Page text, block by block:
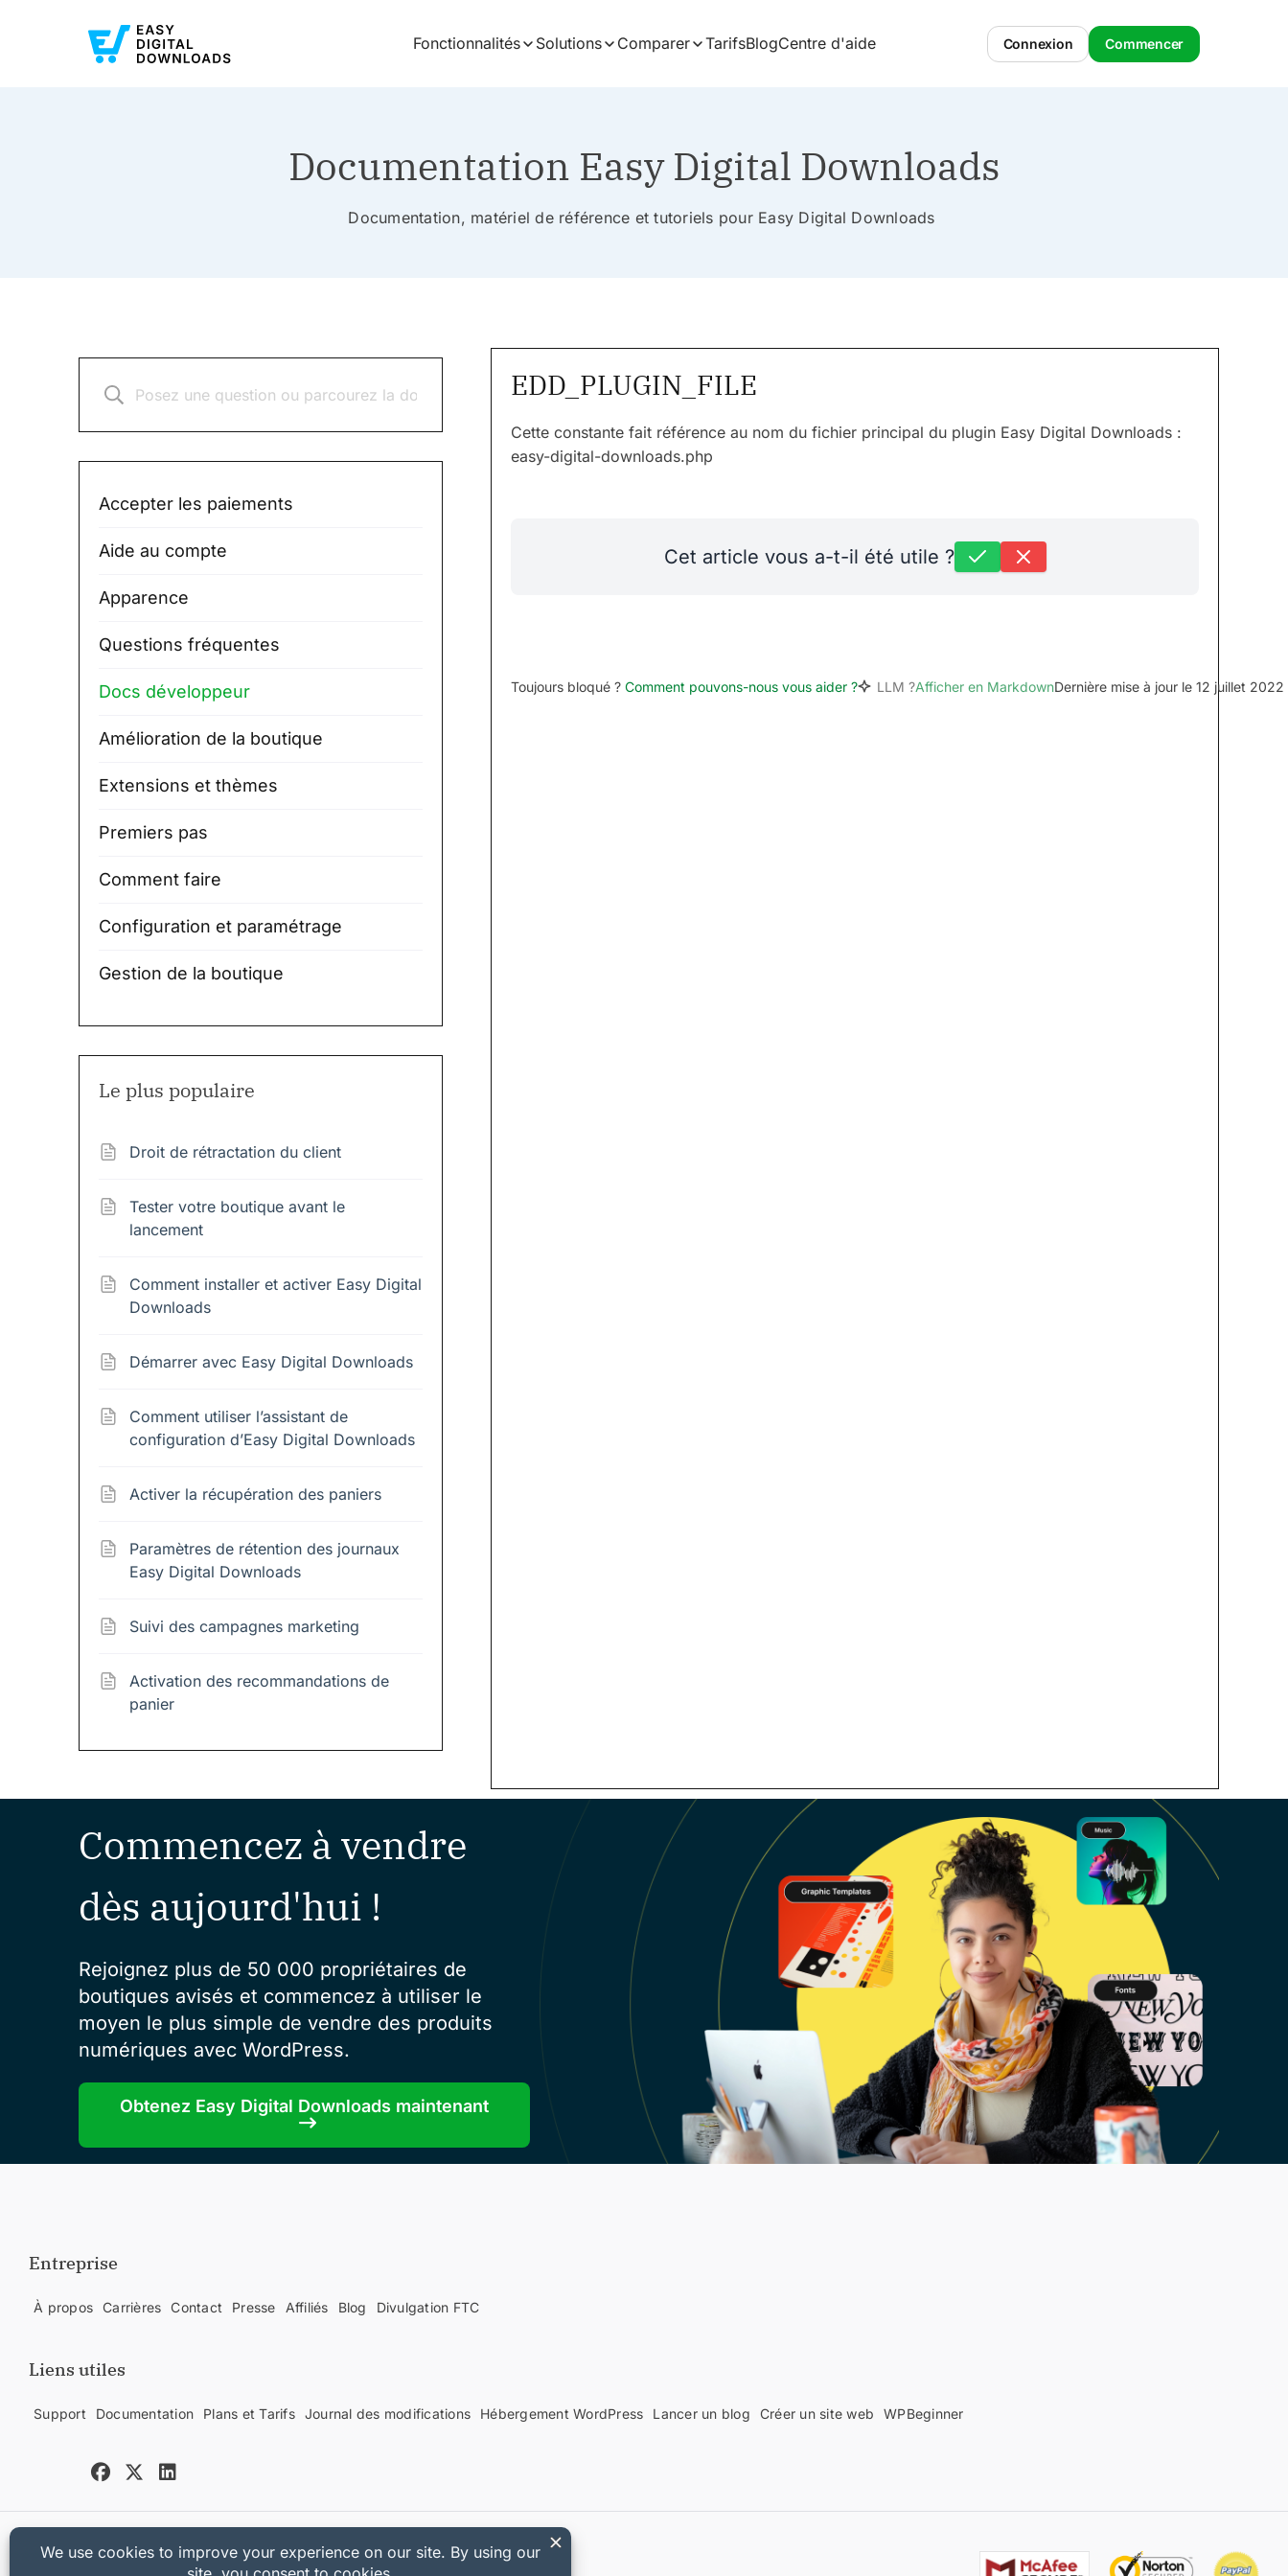
Fonctionnalités Solutions Comparer TarifsBlogCentre d'aide Connexion Commencer
Documentation Easy Digital Downloads
Documentation, matériel de référence et tutoriels pour Easy Digital Downloads
Accepter les paiements
Aide au compte
Apparence
Questions fréquentes
Docs développeur
Amélioration de la boutique
Extensions et thèmes
Premiers pas
Comment faire
Configuration et paramétrage
Gestion de la boutique
Le plus populaire
Droit de rétractation du client
Tester votre boutique avant le
lancement
Comment installer et activer Easy Digital
Downloads
Démarrer avec Easy Digital Downloads
Comment utiliser l’assistant de
configuration d’Easy Digital Downloads
Activer la récupération des paniers
Paramètres de rétention des journaux
Easy Digital Downloads
Suivi des campagnes marketing
Activation des recommandations de
panier
EDD_PLUGIN_FILE
Cette constante fait référence au nom du fichier principal du plugin Easy Digital Downloads :
easy-digital-downloads.php
Cet article vous a-t-il été utile ?
Toujours bloqué ? Comment pouvons-nous vous aider ? LLM ?Afficher en MarkdownDernière mise à jour le 12 juillet 2022
Commencez à vendre
dès aujourd'hui !
Rejoignez plus de 50 000 propriétaires de
boutiques avisés et commencez à utiliser le
moyen le plus simple de vendre des produits
numériques avec WordPress.
Obtenez Easy Digital Downloads maintenant
Entreprise
À propos Carrières Contact Presse Affiliés Blog Divulgation FTC
Liens utiles
Support Documentation Plans et Tarifs Journal des modifications Hébergement WordPress Lancer un blog Créer un site web WPBeginner
Conditions d'utilisation Plan du site Coupon Easy Digital Downloads